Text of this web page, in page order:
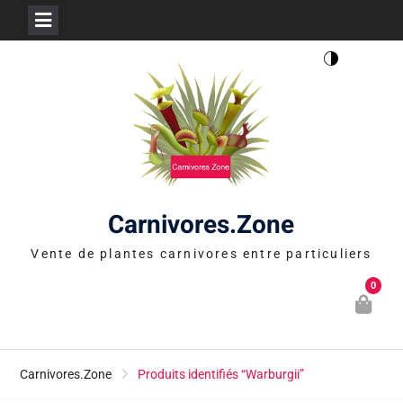
Carnivores.Zone
Vente de plantes carnivores entre particuliers
0
Carnivores.Zone Produits identifiés “Warburgii”